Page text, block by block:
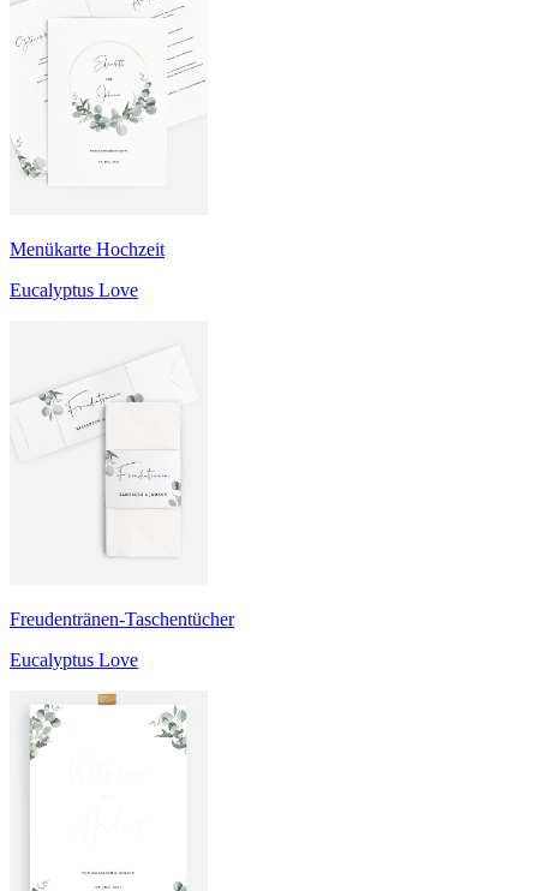
Menükarte Hochzeit
Eucalyptus Love
Freudentränen-Taschentücher
Eucalyptus Love